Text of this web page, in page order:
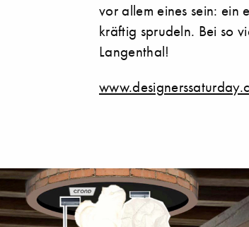
vor allem eines sein: ein
kräftig sprudeln. Bei so
Langenthal!